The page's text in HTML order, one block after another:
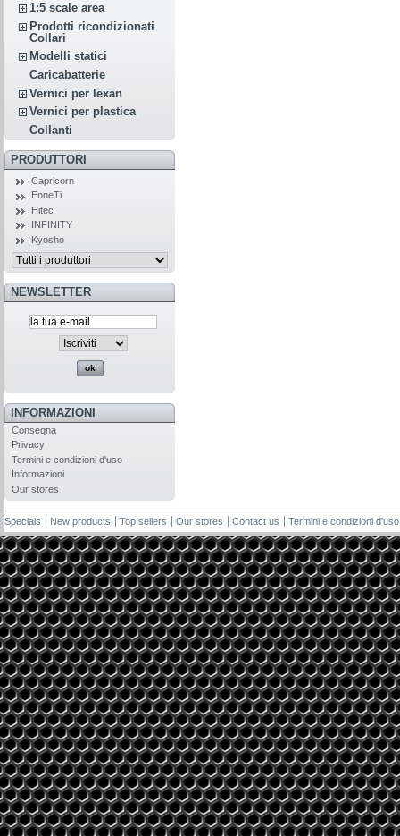
1:5 scale area
Prodotti ricondizionati
Collari
Modelli statici
Caricabatterie
Vernici per lexan
Vernici per plastica
Collanti
PRODUTTORI
Capricorn
EnneTi
Hitec
INFINITY
Kyosho
NEWSLETTER
INFORMAZIONI
Consegna
Privacy
Termini e condizioni d'uso
Informazioni
Our stores
Specials New products Top sellers Our stores Contact us Termini e condizioni d'uso